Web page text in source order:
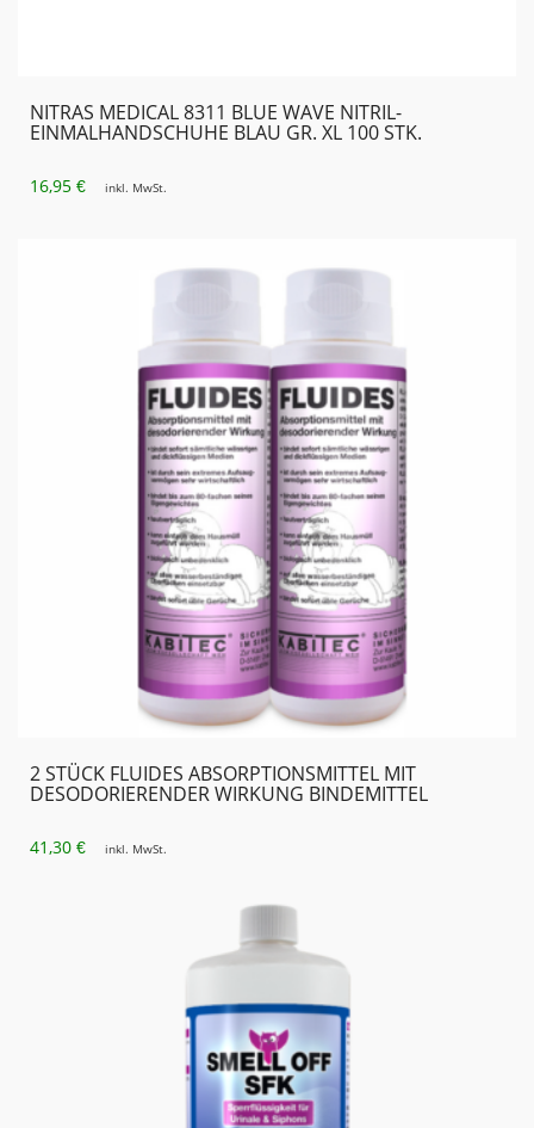
NITRAS MEDICAL 8311 BLUE WAVE NITRIL-
EINMALHANDSCHUHE BLAU GR. XL 100 STK.
16,95 € inkl. MwSt.
2 STÜCK FLUIDES ABSORPTIONSMITTEL MIT
DESODORIERENDER WIRKUNG BINDEMITTEL
41,30 € inkl. MwSt.